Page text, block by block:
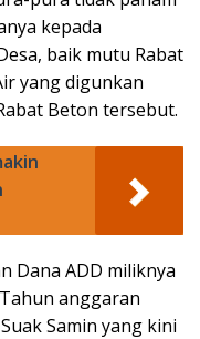
kepada
baik mutu Rabat
yang digunkan
Beton tersebut.
Dana ADD miliknya
anggaran
Samin yang kini